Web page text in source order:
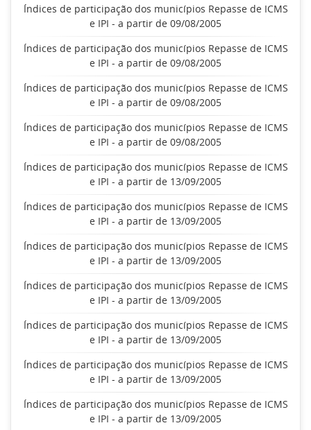
Índices de participação dos municípios Repasse de ICMS
e IPI - a partir de 09/08/2005
Índices de participação dos municípios Repasse de ICMS
e IPI - a partir de 09/08/2005
Índices de participação dos municípios Repasse de ICMS
e IPI - a partir de 09/08/2005
Índices de participação dos municípios Repasse de ICMS
e IPI - a partir de 09/08/2005
Índices de participação dos municípios Repasse de ICMS
e IPI - a partir de 13/09/2005
Índices de participação dos municípios Repasse de ICMS
e IPI - a partir de 13/09/2005
Índices de participação dos municípios Repasse de ICMS
e IPI - a partir de 13/09/2005
Índices de participação dos municípios Repasse de ICMS
e IPI - a partir de 13/09/2005
Índices de participação dos municípios Repasse de ICMS
e IPI - a partir de 13/09/2005
Índices de participação dos municípios Repasse de ICMS
e IPI - a partir de 13/09/2005
Índices de participação dos municípios Repasse de ICMS
e IPI - a partir de 13/09/2005